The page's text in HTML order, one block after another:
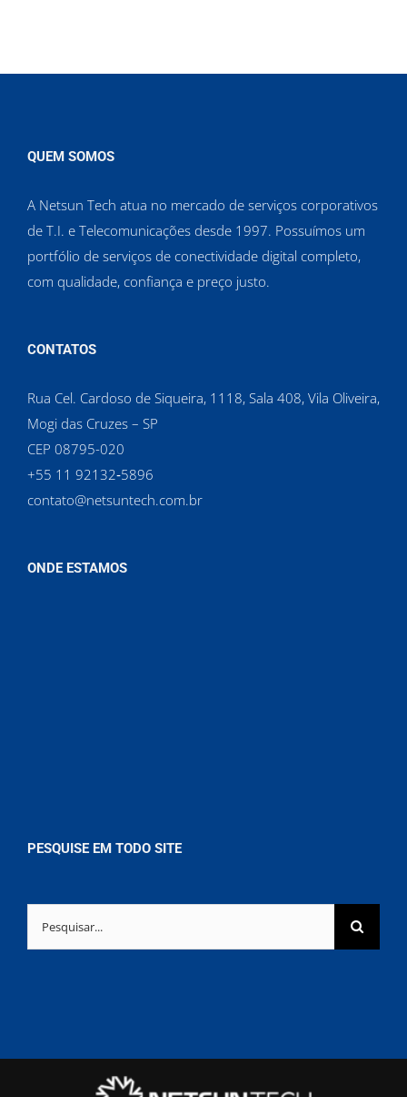
QUEM SOMOS
A Netsun Tech atua no mercado de serviços corporativos
de T.I. e Telecomunicações desde 1997. Possuímos um
portfólio de serviços de conectividade digital completo,
com qualidade, confiança e preço justo.
CONTATOS
Rua Cel. Cardoso de Siqueira, 1118, Sala 408, Vila Oliveira,
Mogi das Cruzes – SP
CEP 08795-020
‪+55 11 92132‑5896‬
contato@netsuntech.com.br
ONDE ESTAMOS
PESQUISE EM TODO SITE